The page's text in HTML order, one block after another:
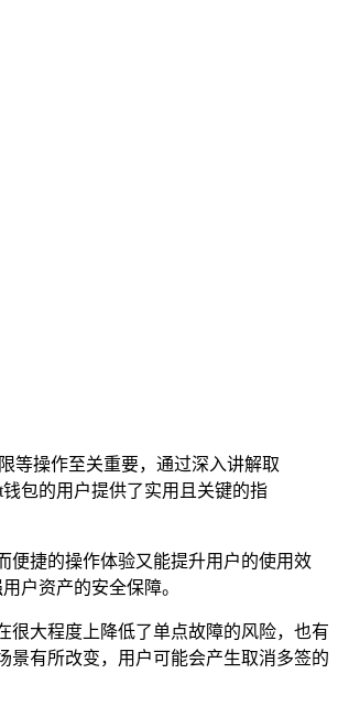
等操作至关重要，通过深入讲解取
包的用户提供了实用且关键的指
便捷的操作体验又能提升用户的使用效
户资产的安全保障。
很大程度上降低了单点故障的风险，也有
景有所改变，用户可能会产生取消多签的